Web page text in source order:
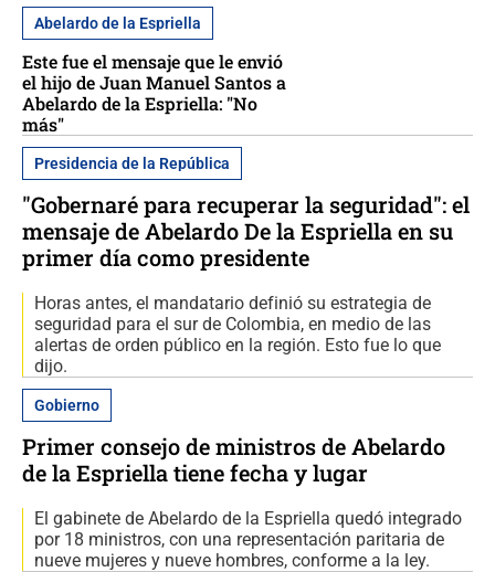
Abelardo de la Espriella
Este fue el mensaje que le envió
el hijo de Juan Manuel Santos a
Abelardo de la Espriella: "No
más"
Presidencia de la República
"Gobernaré para recuperar la seguridad": el
mensaje de Abelardo De la Espriella en su
primer día como presidente
Horas antes, el mandatario definió su estrategia de
seguridad para el sur de Colombia, en medio de las
alertas de orden público en la región. Esto fue lo que
dijo.
Gobierno
Primer consejo de ministros de Abelardo
de la Espriella tiene fecha y lugar
El gabinete de Abelardo de la Espriella quedó integrado
por 18 ministros, con una representación paritaria de
nueve mujeres y nueve hombres, conforme a la ley.